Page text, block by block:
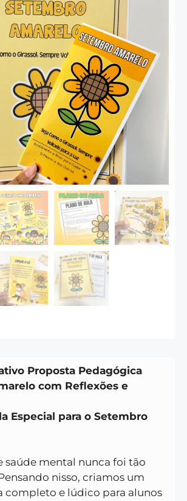
Proposta Pedagógica
com Reflexões e
Especial para o Setembro
saúde mental nunca foi tão
nisso, criamos um
completo e lúdico para alunos